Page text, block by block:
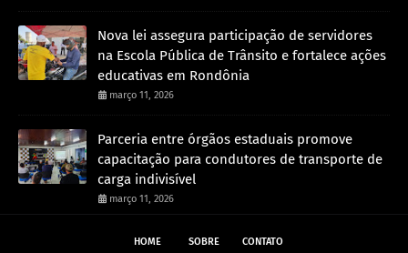
Nova lei assegura participação de servidores
na Escola Pública de Trânsito e fortalece ações
educativas em Rondônia
março 11, 2026
Parceria entre órgãos estaduais promove
capacitação para condutores de transporte de
carga indivisível
março 11, 2026
HOME SOBRE CONTATO